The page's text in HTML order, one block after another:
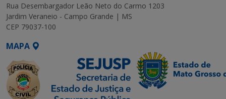
Rua Desembargador Leão Neto do Carmo 1203
Jardim Veraneio - Campo Grande | MS
CEP 79037-100
MAPA